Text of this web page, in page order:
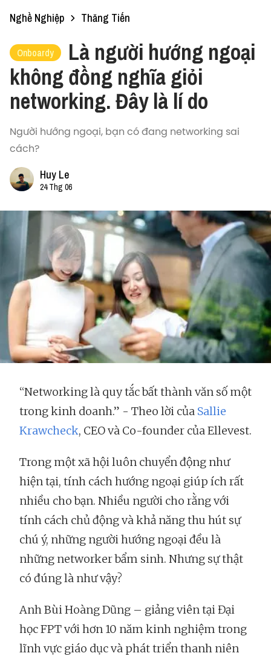
Nghề Nghiệp Thăng Tiến
Onboardy
Là người hướng ngoại
không đồng nghĩa giỏi
networking. Đây là lí do
Người hướng ngoại, bạn có đang networking sai
cách?
Huy Le
24 Thg 06
“Networking là quy tắc bất thành văn số một
trong kinh doanh.” - Theo lời của Sallie
Krawcheck, CEO và Co-founder của Ellevest.
Trong một xã hội luôn chuyển động như
hiện tại, tính cách hướng ngoại giúp ích rất
nhiều cho bạn. Nhiều người cho rằng với
tính cách chủ động và khả năng thu hút sự
chú ý, những người hướng ngoại đều là
những networker bẩm sinh. Nhưng sự thật
có đúng là như vậy?
Anh Bùi Hoàng Dũng – giảng viên tại Đại
học FPT với hơn 10 năm kinh nghiệm trong
lĩnh vực giáo dục và phát triển thanh niên